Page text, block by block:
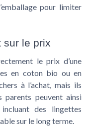
pour limiter
sur le prix
le prix d’une
en coton bio ou en
à l’achat, mais ils
parents peuvent ainsi
des lingettes
sur le long terme.